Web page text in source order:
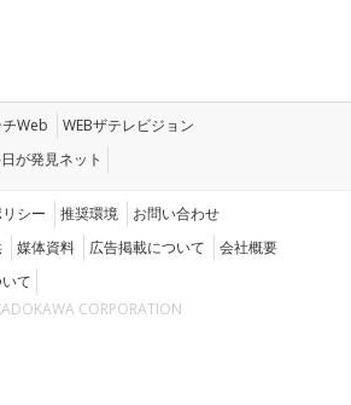
Web
WEBザテレビジョン
が発見ネット
シー 推奨環境
お問い合わせ
媒体資料 広告掲載について
会社概要
て
CORPORATION